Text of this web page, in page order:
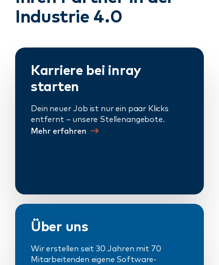
Industrie 4.0
Karriere bei inray
starten
Dein neuer Job ist nur ein paar Klicks
entfernt – unsere Stellenangebote.
Mehr erfahren
Über uns
Wir erstellen seit 30 Jahren mit 70
Mitarbeitenden eigene Software-